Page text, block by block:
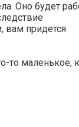
Оно будет
вам придется
то маленькое,